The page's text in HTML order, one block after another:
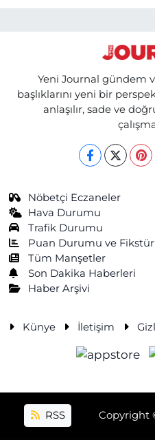
Yeni Journal gündem
başlıklarını yeni bir
anlaşılır, sade ve
Nöbetçi Eczaneler
Hava Durumu
Trafik Durumu
Puan Durumu ve Fikstür
Tüm Manşetler
Son Dakika Haberleri
Haber Arşivi
Künye İletişim
RSS Copyright